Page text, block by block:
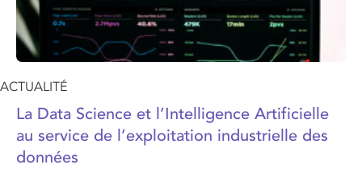
ACTUALITÉ
La Data Science et l’Intelligence Artificielle
au service de l’exploitation industrielle des
données